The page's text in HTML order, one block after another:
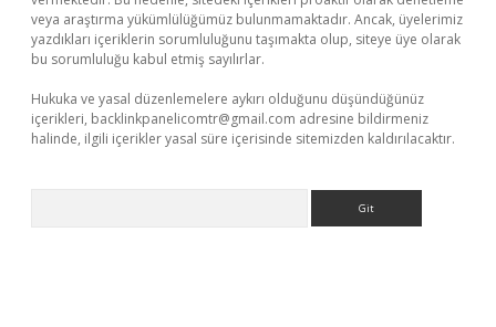
veya araştırma yükümlülüğümüz bulunmamaktadır. Ancak, üyelerimiz
yazdıkları içeriklerin sorumluluğunu taşımakta olup, siteye üye olarak
bu sorumluluğu kabul etmiş sayılırlar.
Hukuka ve yasal düzenlemelere aykırı olduğunu düşündüğünüz
içerikleri, backlinkpanelicomtr@gmail.com adresine bildirmeniz
halinde, ilgili içerikler yasal süre içerisinde sitemizden kaldırılacaktır.